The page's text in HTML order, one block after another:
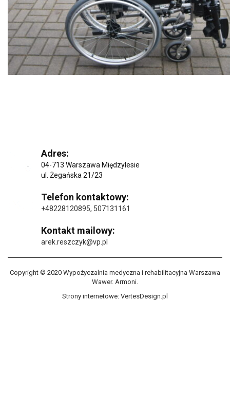
Adres:
04-713 Warszawa Międzylesie
ul. Żegańska 21/23
Telefon kontaktowy:
+48228120895, 507131161
Kontakt mailowy:
arek.reszczyk@vp.pl
Copyright © 2020 Wypożyczalnia medyczna i rehabilitacyjna Warszawa
Wawer. Armoni.
Strony internetowe: VertesDesign.pl